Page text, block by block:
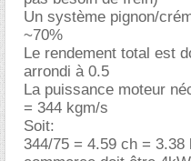
Un système pignon/
~70%
Le rendement total est
arrondi à 0.5
La puissance moteur
= 344 kgm/s
Soit:
344/75 = 4.59 ch =